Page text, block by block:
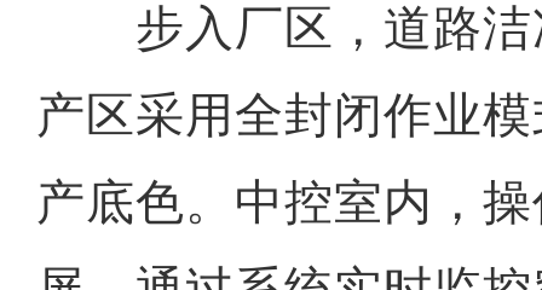
步入厂区，道路洁
产区采用全封闭作业
产底色。中控室内，